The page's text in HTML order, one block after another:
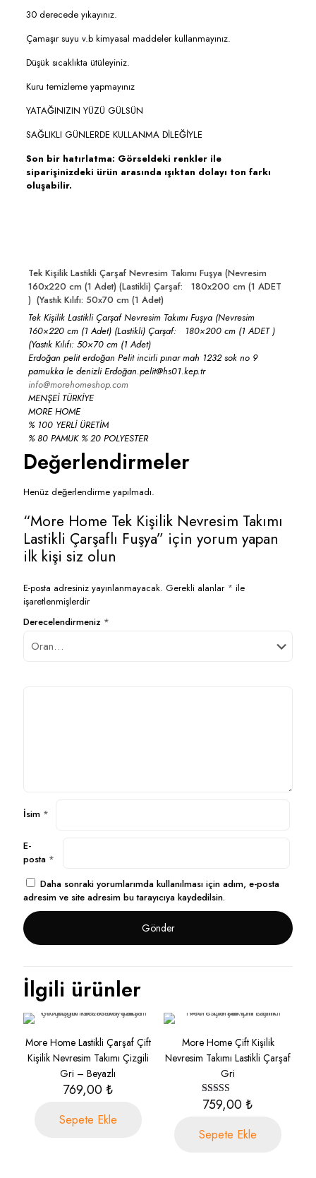
30 derecede yıkayınız.
Çamaşır suyu v.b kimyasal maddeler kullanmayınız.
Düşük sıcaklıkta ütüleyiniz.
Kuru temizleme yapmayınız
YATAĞINIZIN YÜZÜ GÜLSÜN
SAĞLIKLI GÜNLERDE KULLANMA DİLEĞİYLE
Son bir hatırlatma: Görseldeki renkler ile
siparişinizdeki ürün arasında ışıktan dolayı ton farkı
oluşabilir.
Tek Kişilik Lastikli Çarşaf Nevresim Takımı Fuşya (Nevresim
160x220 cm (1 Adet) (Lastikli) Çarşaf: 180x200 cm (1 ADET
) (Yastık Kılıfı: 50x70 cm (1 Adet)
Tek Kişilik Lastikli Çarşaf Nevresim Takımı Fuşya (Nevresim
160×220 cm (1 Adet) (Lastikli) Çarşaf: 180×200 cm (1 ADET )
(Yastık Kılıfı: 50×70 cm (1 Adet)
Erdoğan pelit erdoğan Pelit incirli pınar mah 1232 sok no 9
pamukka le denizli Erdoğan.pelit@hs01.kep.tr
info@morehomeshop.com
MENŞEİ TÜRKİYE
MORE HOME
% 100 YERLİ ÜRETİM
% 80 PAMUK % 20 POLYESTER
Değerlendirmeler
Henüz değerlendirme yapılmadı.
“More Home Tek Kişilik Nevresim Takımı
Lastikli Çarşaflı Fuşya” için yorum yapan
ilk kişi siz olun
E-posta adresiniz yayınlanmayacak. Gerekli alanlar * ile
işaretlenmişlerdir
Derecelendirmeniz *
İsim *
E-
posta *
Daha sonraki yorumlarımda kullanılması için adım, e-posta
adresim ve site adresim bu tarayıcıya kaydedilsin.
İlgili ürünler
More Home Lastikli Çarşaf Çift
Kişilik Nevresim Takımı Çizgili
Gri – Beyazlı
769,00₺
Sepete Ekle
More Home Çift Kişilik
Nevresim Takımı Lastikli Çarşaf
Gri
5
üzerinden
oy aldı
759,00₺
Sepete Ekle